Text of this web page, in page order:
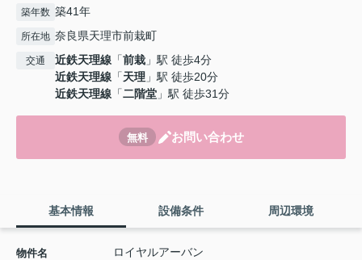
築年数 築41年
所在地 奈良県天理市前栽町
交通 近鉄天理線 「前栽 」駅 徒歩4分
近鉄天理線 「天理 」駅 徒歩20分
近鉄天理線 「二階堂 」駅 徒歩31分
無料 お問い合わせ
基本情報 設備条件 周辺環境
物件名 ロイヤルアーバン